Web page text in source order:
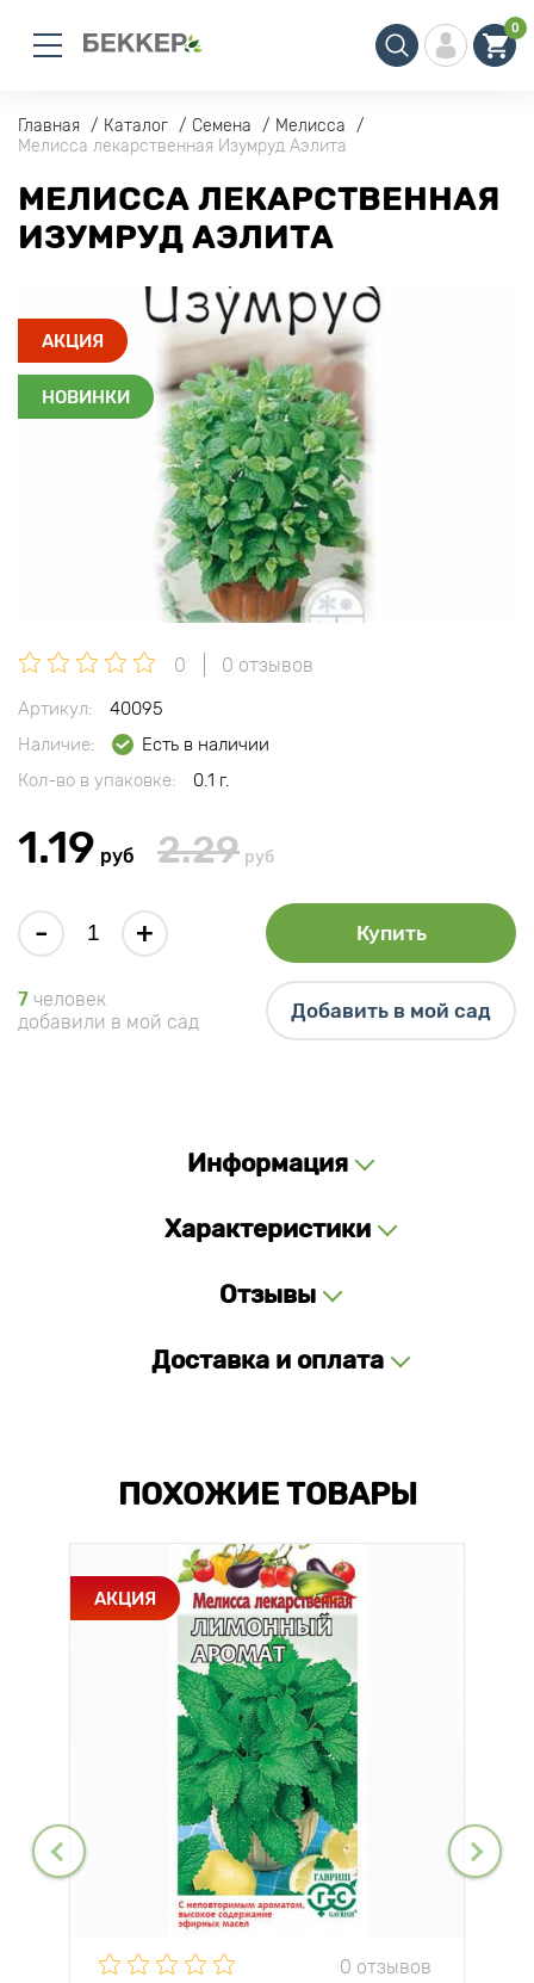
0
Главная Каталог Семена
Мелисса
Мелисса лекарственная Изумруд Аэлита
МЕЛИССА ЛЕКАРСТВЕННАЯ
ИЗУМРУД АЭЛИТА
АКЦИЯ
НОВИНКИ
0 0 отзывов
Артикул:
40095
Наличие:
Есть в наличии
Кол-во в упаковке:
0.1 г.
1.19 руб 2.29 руб
- + Купить
7 человек
добавили в мой сад
Добавить в мой сад
Информация
Характеристики
Отзывы
Доставка и оплата
ПОХОЖИЕ ТОВАРЫ
АКЦИЯ
0 отзывов